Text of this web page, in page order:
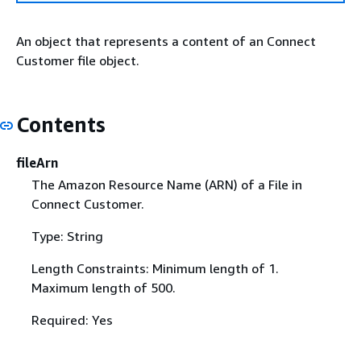
An object that represents a content of an Connect
Customer file object.
Contents
fileArn
The Amazon Resource Name (ARN) of a File in
Connect Customer.
Type: String
Length Constraints: Minimum length of 1.
Maximum length of 500.
Required: Yes